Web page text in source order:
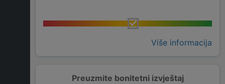
Više informacija
Preuzmite bonitetni izvještaj